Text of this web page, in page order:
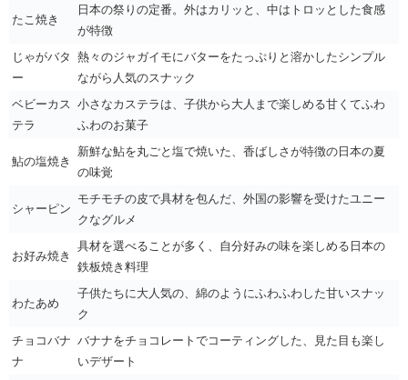
たこ焼き
日本の祭りの定番。外はカリッと、中はトロッとした食感
が特徴
じゃがバタ
ー
熱々のジャガイモにバターをたっぷりと溶かしたシンプル
ながら人気のスナック
ベビーカス
テラ
小さなカステラは、子供から大人まで楽しめる甘くてふわ
ふわのお菓子
鮎の塩焼き
新鮮な鮎を丸ごと塩で焼いた、香ばしさが特徴の日本の夏
の味覚
シャーピン
モチモチの皮で具材を包んだ、外国の影響を受けたユニー
クなグルメ
お好み焼き
具材を選べることが多く、自分好みの味を楽しめる日本の
鉄板焼き料理
わたあめ
子供たちに大人気の、綿のようにふわふわした甘いスナッ
ク
チョコバナ
ナ
バナナをチョコレートでコーティングした、見た目も楽し
いデザート